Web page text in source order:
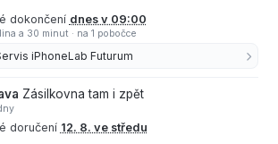
dokončení dnes v 09:00
a 30 minut · na 1 pobočce
iPhoneLab Futurum
Zásilkovna tam i zpět
doručení 12. 8. ve středu